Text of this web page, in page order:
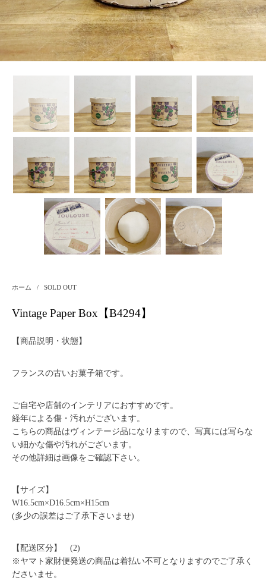
ホーム / SOLD OUT
Vintage Paper Box【B4294】
【商品説明・状態】
フランスの古いお菓子箱です。
ご自宅や店舗のインテリアにおすすめです。
経年による傷・汚れがございます。
こちらの商品はヴィンテージ品になりますので、写真には写らな
い細かな傷や汚れがございます。
その他詳細は画像をご確認下さい。
【サイズ】
W16.5cm×D16.5cm×H15cm
(多少の誤差はご了承下さいませ)
【配送区分】 (2)
※ヤマト家財便発送の商品は着払い不可となりますのでご了承く
ださいませ。